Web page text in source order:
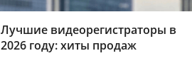
Лучшие видеорегистраторы в
2026 году: хиты продаж